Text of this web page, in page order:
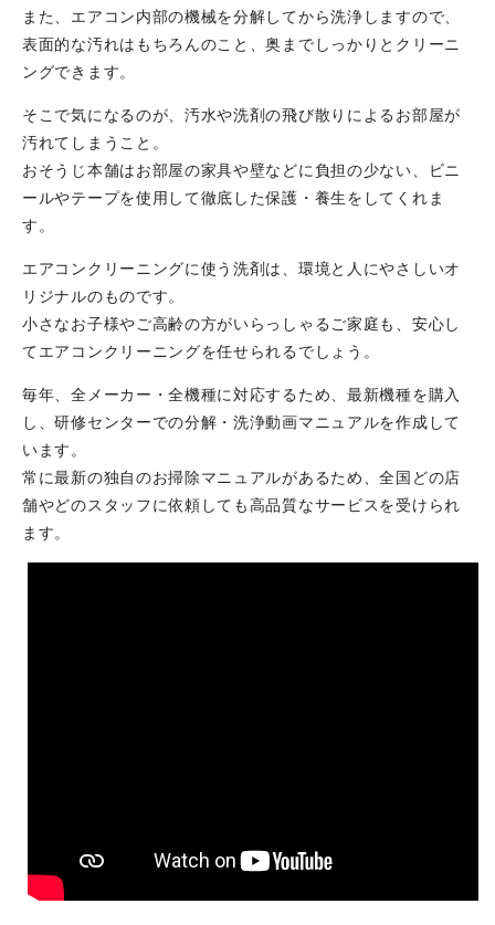
また、エアコン内部の機械を分解してから洗浄しますので、
表面的な汚れはもちろんのこと、奥までしっかりとクリーニ
ングできます。
そこで気になるのが、汚水や洗剤の飛び散りによるお部屋が
汚れてしまうこと。
おそうじ本舗はお部屋の家具や壁などに負担の少ない、ビニ
ールやテープを使用して徹底した保護・養生をしてくれま
す。
エアコンクリーニングに使う洗剤は、環境と人にやさしいオ
リジナルのものです。
小さなお子様やご高齢の方がいらっしゃるご家庭も、安心し
てエアコンクリーニングを任せられるでしょう。
毎年、全メーカー・全機種に対応するため、最新機種を購入
し、研修センターでの分解・洗浄動画マニュアルを作成して
います。
常に最新の独自のお掃除マニュアルがあるため、全国どの店
舗やどのスタッフに依頼しても高品質なサービスを受けられ
ます。